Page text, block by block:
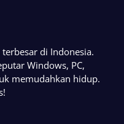
di Indonesia.
Windows, PC,
memudahkan hidup.